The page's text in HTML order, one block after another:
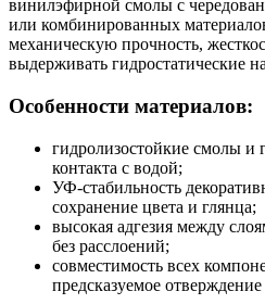
винилэфирной смолы с
или комбинированных
механическую прочность,
выдерживать гидростатические
Особенности материалов:
гидролизостойкие смолы и
контакта с водой;
УФ-стабильность
сохранение цвета и глянца;
высокая адгезия между
без расслоений;
совместимость всех
предсказуемое